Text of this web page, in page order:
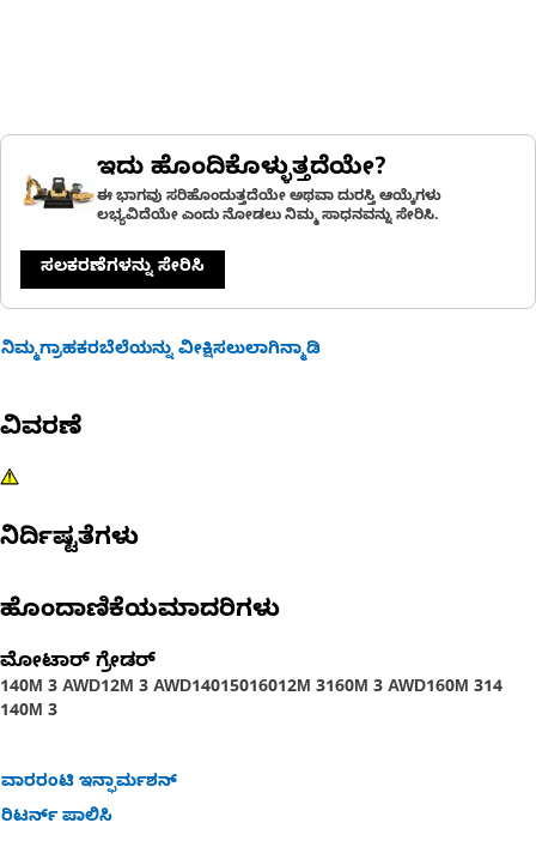
ಇದು ಹೊಂದಿಕೊಳ್ಳುತ್ತದೆಯೇ?
ಈ ಭಾಗವು ಸರಿಹೊಂದುತ್ತದೆಯೇ ಅಥವಾ ದುರಸ್ತಿ ಆಯ್ಕೆಗಳು
ಲಭ್ಯವಿದೆಯೇ ಎಂದು ನೋಡಲು ನಿಮ್ಮ ಸಾಧನವನ್ನು ಸೇರಿಸಿ.
ಸಲಕರಣೆಗಳನ್ನು ಸೇರಿಸಿ
ನಿಮ್ಮಗ್ರಾಹಕರಬೆಲೆಯನ್ನು ವೀಕ್ಷಿಸಲುಲಾಗಿನ್ಮಾಡಿ
ವಿವರಣೆ
ನಿರ್ದಿಷ್ಟತೆಗಳು
ಹೊಂದಾಣಿಕೆಯಮಾದರಿಗಳು
ಮೋಟಾರ್ ಗ್ರೇಡರ್
140M 3 AWD12M 3 AWD14015016012M 3160M 3 AWD160M 314
140M 3
ವಾರರಂಟಿ ಇನ್ಫಾರ್ಮಶನ್
ರಿಟರ್ನ್ ಪಾಲಿಸಿ